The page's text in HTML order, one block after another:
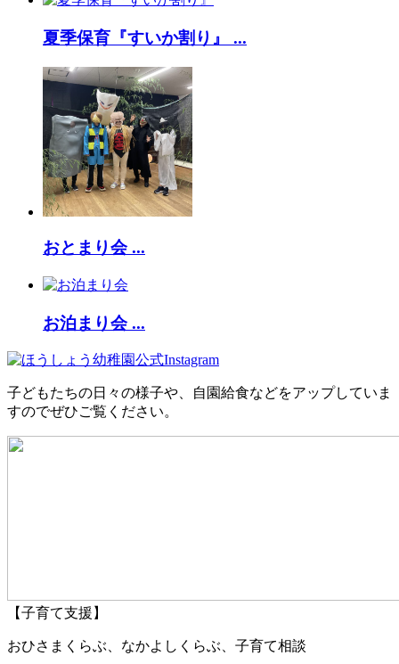
夏季保育『すいか割り』 ...
おとまり会 ...
お泊まり会 ...
子どもたちの日々の様子や、自園給食などをアップしていま
すのでぜひご覧ください。
【子育て支援】
おひさまくらぶ、なかよしくらぶ、子育て相談